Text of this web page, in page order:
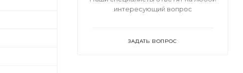
интересующий вопрос
ЗАДАТЬ ВОПРОС